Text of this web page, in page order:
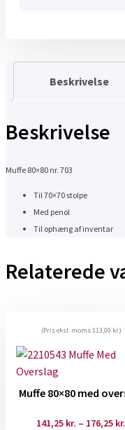
Beskrivelse
Beskrivelse
Muffe 80×80 nr. 703
Til 70×70 stolpe
Med penol
Til ophæng af inventar
Relaterede
(Pris eksl. moms 113,00 kr.)
Muffe 80×80 med
141,25 kr. – 176,25 kr.